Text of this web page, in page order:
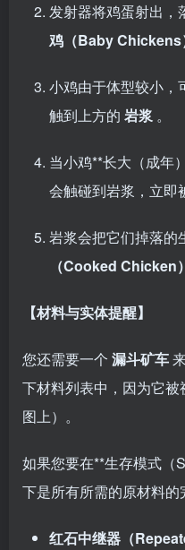
发射器将鸡蛋射出，
鸡（Baby Chickens
小鸡由于体型较小，
触到上方的 岩浆 。
当小鸡**长大（成年
会触碰到岩浆，立即
岩浆会把它们掉落的
（Cooked Chicken
【材料与实体提醒】
您还需要一个 漏斗矿车
下材料列表中，因为它
图上）。
如果您要在**生存模式（
下是所有所需的原材料的
红石中继器（